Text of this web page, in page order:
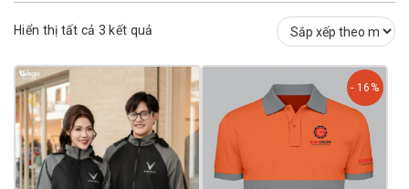
Hiển thị tất cả 3 kết quả
theo
mới
nhất
- 16%